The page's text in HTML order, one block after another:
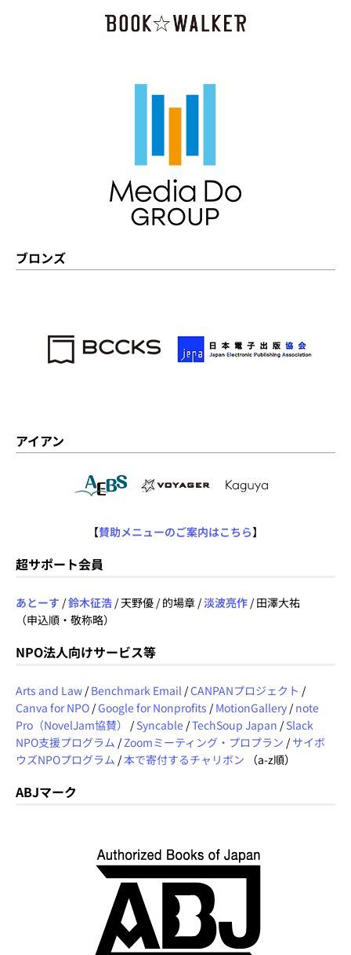
ブロンズ
アイアン
【賛助メニューのご案内はこちら】
超サポート会員
あとーす /鈴木征浩 / 天野優 / 的場章 /淡波亮作 / 田澤大祐
（申込順・敬称略）
NPO法人向けサービス等
Arts and Law / Benchmark Email /CANPANプロジェクト /
Canva for NPO /Google for Nonprofits / MotionGallery / note
Pro（NovelJam協賛）
/ Syncable /TechSoup Japan / Slack
NPO支援プログラム / Zoomミーティング・プロプラン / サイボ
ウズNPOプログラム /本で寄付するチャリボン （a-z順）
ABJマーク